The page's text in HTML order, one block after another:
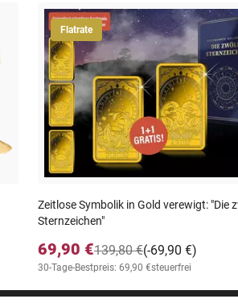
Flatrate
Zeitlose Symbolik in Gold verewigt: "Die
Sternzeichen"
69,90 € (-69,90 €)
139,80 €
30-Tage-Bestpreis: 69,90 €steuerfrei